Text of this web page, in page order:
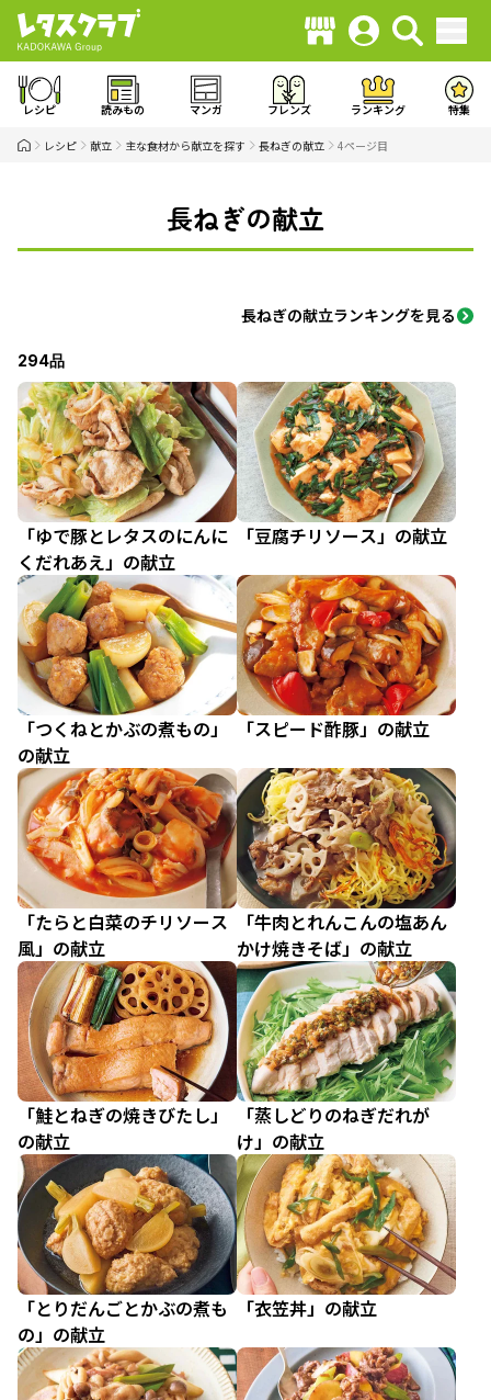
レシピ 読みもの マンガ フレンズ ランキング 特集
レシピ 献立 主な食材から献立を探す 長ねぎの献立 4ページ目
長ねぎの献立
長ねぎの献立ランキングを見る
294品
「ゆで豚とレタスのにんに
くだれあえ」の献立
「豆腐チリソース」の献立
「つくねとかぶの煮もの」
の献立
「スピード酢豚」の献立
「たらと白菜のチリソース
風」の献立
「牛肉とれんこんの塩あん
かけ焼きそば」の献立
「鮭とねぎの焼きびたし」
の献立
「蒸しどりのねぎだれが
け」の献立
「とりだんごとかぶの煮も
の」の献立
「衣笠丼」の献立